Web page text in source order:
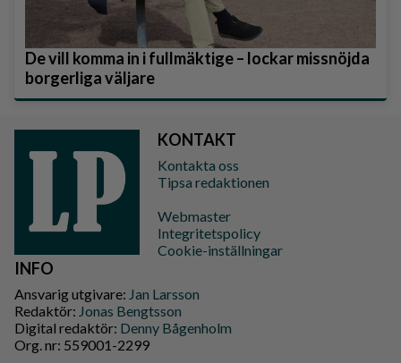
De vill komma in i fullmäktige – lockar missnöjda
borgerliga väljare
KONTAKT
Kontakta oss
Tipsa redaktionen
Webmaster
Integritetspolicy
Cookie-inställningar
INFO
Ansvarig utgivare: Jan Larsson
Redaktör: Jonas Bengtsson
Digital redaktör: Denny Bågenholm
Org. nr: 559001-2299